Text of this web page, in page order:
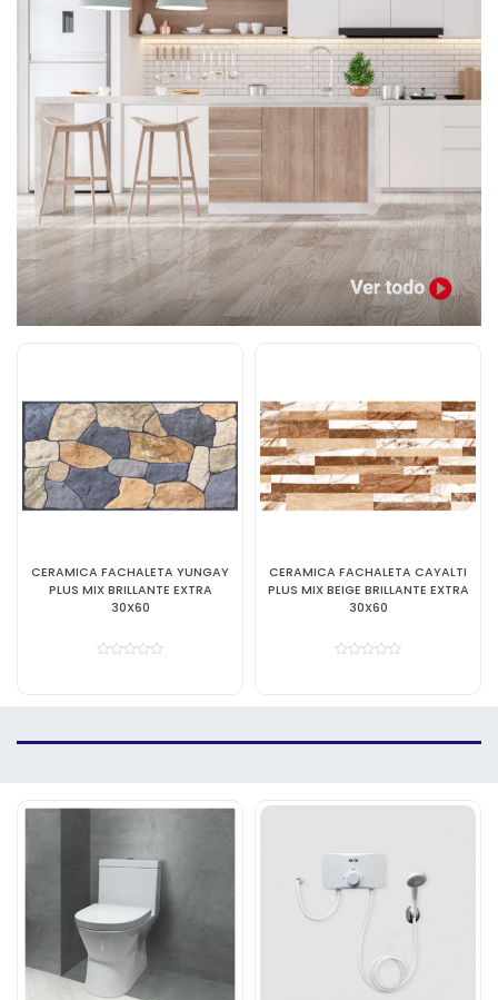
CERAMICA FACHALETA YUNGAY
PLUS MIX BRILLANTE EXTRA
30X60
CERAMICA FACHALETA CAYALTI
PLUS MIX BEIGE BRILLANTE EXTRA
30X60